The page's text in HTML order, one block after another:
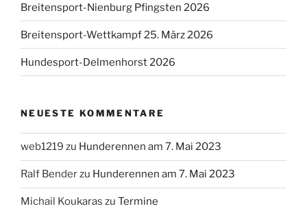
Breitensport-Nienburg Pfingsten 2026
Breitensport-Wettkampf 25. März 2026
Hundesport-Delmenhorst 2026
NEUESTE KOMMENTARE
web1219 zu Hunderennen am 7. Mai 2023
Ralf Benderzu Hunderennen am 7. Mai 2023
Michail Koukaras zu Termine